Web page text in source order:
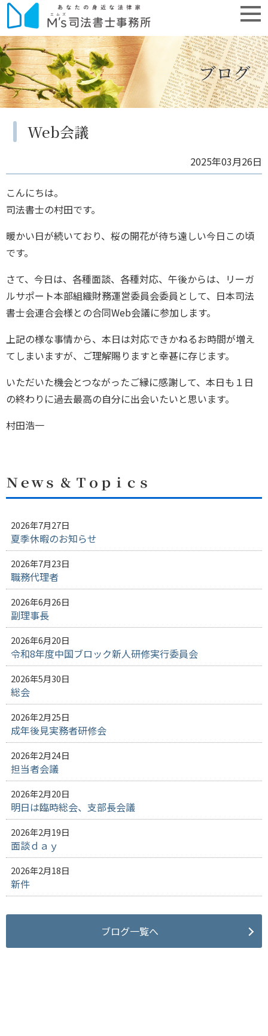
ブログ
Web会議
2025年03月26日
こんにちは。
司法書士の村田です。
暖かい日が続いており、桜の開花が待ち遠しい今日この頃
です。
さて、今日は、各種面談、各種対応、午後からは、リーガ
ルサポート本部組織財務運営委員会委員として、日本司法
書士会連合会様との合同Web会議に参加します。
上記の様な事情から、本日は対応できかねるお時間が増え
てしまいますが、ご理解賜りますと幸甚に存じます。
いただいた機会とつながったご縁に感謝して、本日も１日
の終わりに過去最高の自分に出会いたいと思います。
村田浩一
Ｎｅｗｓ ＆ Ｔｏｐｉｃｓ
2026年7月27日
夏季休暇のお知らせ
2026年7月23日
職務代理者
2026年6月26日
副理事長
2026年6月20日
令和8年度中国ブロック新人研修実行委員会
2026年5月30日
総会
2026年2月25日
成年後見実務者研修会
2026年2月24日
担当者会議
2026年2月20日
明日は臨時総会、支部長会議
2026年2月19日
面談ｄａｙ
2026年2月18日
新件
ブログ一覧へ